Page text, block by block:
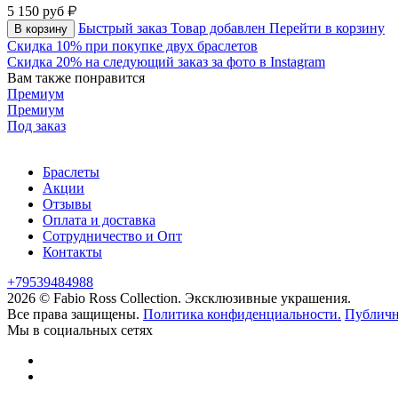
5 150 руб
В корзину Быстрый заказ Товар добавлен Перейти в корзину
Скидка 10% при покупке двух браслетов
Скидка 20% на следующий заказ за фото в Instagram
Вам также понравится
Премиум
Премиум
Под заказ
Браслеты
Акции
Отзывы
Оплата и доставка
Сотрудничество и Опт
Контакты
+79539484988
2026 © Fabio Ross Collection. Эксклюзивные украшения.
Все права защищены. Политика конфиденциальности.
Мы в социальных сетях